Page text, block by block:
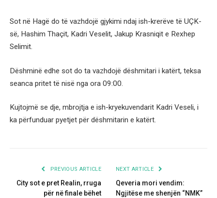
Sot në Hagë do të vazhdojë gjykimi ndaj ish-krerëve të UÇK-
së, Hashim Thaçit, Kadri Veselit, Jakup Krasniqit e Rexhep
Selimit.
Dëshminë edhe sot do ta vazhdojë dëshmitari i katërt, teksa
seanca pritet të nisë nga ora 09:00.
Kujtojmë se dje, mbrojtja e ish-kryekuvendarit Kadri Veseli, i
ka përfunduar pyetjet për dëshmitarin e katërt.
PREVIOUS ARTICLE
City sot e pret Realin, rruga
për në finale bëhet
NEXT ARTICLE
Qeveria mori vendim:
Ngjitëse me shenjën “NMK”